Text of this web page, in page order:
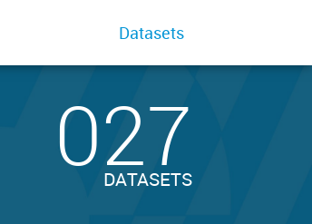
Datasets
027
DATASETS